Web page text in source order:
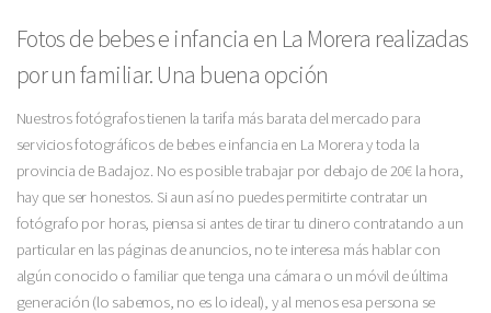
Fotos de bebes e infancia en La Morera realizadas
por un familiar. Una buena opción
Nuestros fotógrafos tienen la tarifa más barata del mercado para
servicios fotográficos de bebes e infancia en La Morera y toda la
provincia de Badajoz. No es posible trabajar por debajo de 20€ la hora,
hay que ser honestos. Si aun así no puedes permitirte contratar un
fotógrafo por horas, piensa si antes de tirar tu dinero contratando a un
particular en las páginas de anuncios, no te interesa más hablar con
algún conocido o familiar que tenga una cámara o un móvil de última
generación (lo sabemos, no es lo ideal), y al menos esa persona se